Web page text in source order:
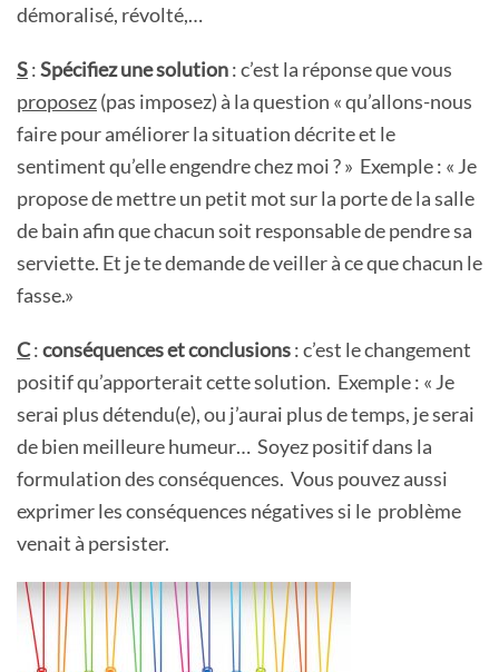
démoralisé, révolté,…
S:Spécifiez une solution: c’est la réponse que vous
proposez(pas imposez) à la question « qu’allons-nous
faire pour améliorer la situation décrite et le
sentiment qu’elle engendre chez moi ? » Exemple : « Je
propose de mettre un petit mot sur la porte de la salle
de bain afin que chacun soit responsable de pendre sa
serviette. Et je te demande de veiller à ce que chacun le
fasse.»
C:conséquences et conclusions: c’est le changement
positif qu’apporterait cette solution. Exemple : « Je
serai plus détendu(e), ou j’aurai plus de temps, je serai
de bien meilleure humeur… Soyez positif dans la
formulation des conséquences. Vous pouvez aussi
exprimer les conséquences négatives si le problème
venait à persister.